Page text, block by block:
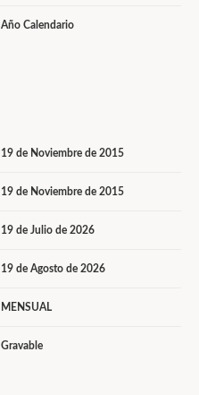
Año Calendario
19 de Noviembre de 2015
19 de Noviembre de 2015
19 de Julio de 2026
19 de Agosto de 2026
MENSUAL
Gravable